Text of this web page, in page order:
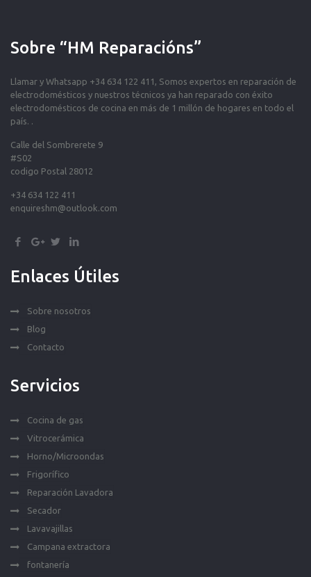
Sobre “HM Reparacións”
Llamar y Whatsapp +34 634 122 411, Somos expertos en reparación de
electrodomésticos y nuestros técnicos ya han reparado con éxito
electrodomésticos de cocina en más de 1 millón de hogares en todo el
país. .
Calle del Sombrerete 9
#S02
codigo Postal 28012
+34 634 122 411
enquireshm@outlook.com
Enlaces Útiles
Sobre nosotros
Blog
Contacto
Servicios
Cocina de gas
Vitrocerámica
Horno/Microondas
Frigorífico
Reparación Lavadora
Secador
Lavavajillas
Campana extractora
fontanería